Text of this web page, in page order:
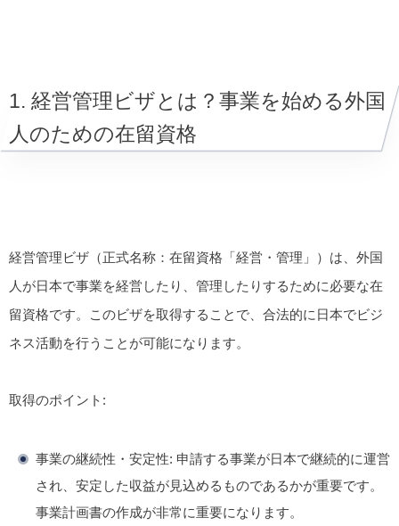
1. 経営管理ビザとは？事業を始める外国
人のための在留資格
経営管理ビザ（正式名称：在留資格「経営・管理」）は、外国
人が日本で事業を経営したり、管理したりするために必要な在
留資格です。このビザを取得することで、合法的に日本でビジ
ネス活動を行うことが可能になります。
取得のポイント:
事業の継続性・安定性: 申請する事業が日本で継続的に運営
され、 安定した収益が見込めるものであるかが重要です。
事業計画書の作成が非常に重要になります。